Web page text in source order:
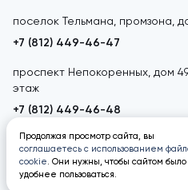
поселок Тельмана, промзона,
+7 (812) 449-46-47
проспект Непокоренных, дом
этаж
+7 (812) 449-46-48
Продолжая просмотр сайта, вы
соглашаетесь с использованием
cookie. Они нужны, чтобы сайтом было
удобнее пользоваться.